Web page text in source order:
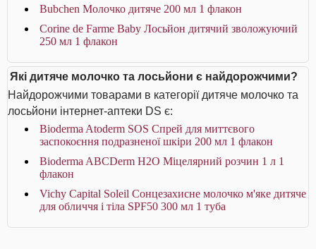
Bubchen Молочко дитяче 200 мл 1 флакон
Corine de Farme Baby Лосьйон дитячий зволожуючий
250 мл 1 флакон
Які дитяче молочко та лосьйони є найдорожчими?
Найдорожчими товарами в категорії дитяче молочко та
лосьйони інтернет-аптеки DS є:
Bioderma Atoderm SOS Спрей для миттєвого
заспокоєння подразненої шкіри 200 мл 1 флакон
Bioderma ABCDerm Н2О Міцелярний розчин 1 л 1
флакон
Vichy Capital Soleil Сонцезахисне молочко м'яке дитяче
для обличчя і тіла SPF50 300 мл 1 туба